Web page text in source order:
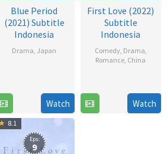
Blue Period
(2021) Subtitle
Indonesia
Drama, Japan
2021
Watch
First Love (2022)
Subtitle
Indonesia
Comedy, Drama,
Romance, China
Dec
2022Watch
8.1
Eps:
9